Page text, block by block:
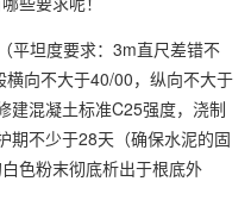
坦度要求：3m直尺差错不
向不大于40/00，纵向不大于
建混凝土标准C25强度，浇制
期不少于28天（确保水泥的固
色粉末彻底析出于根底外